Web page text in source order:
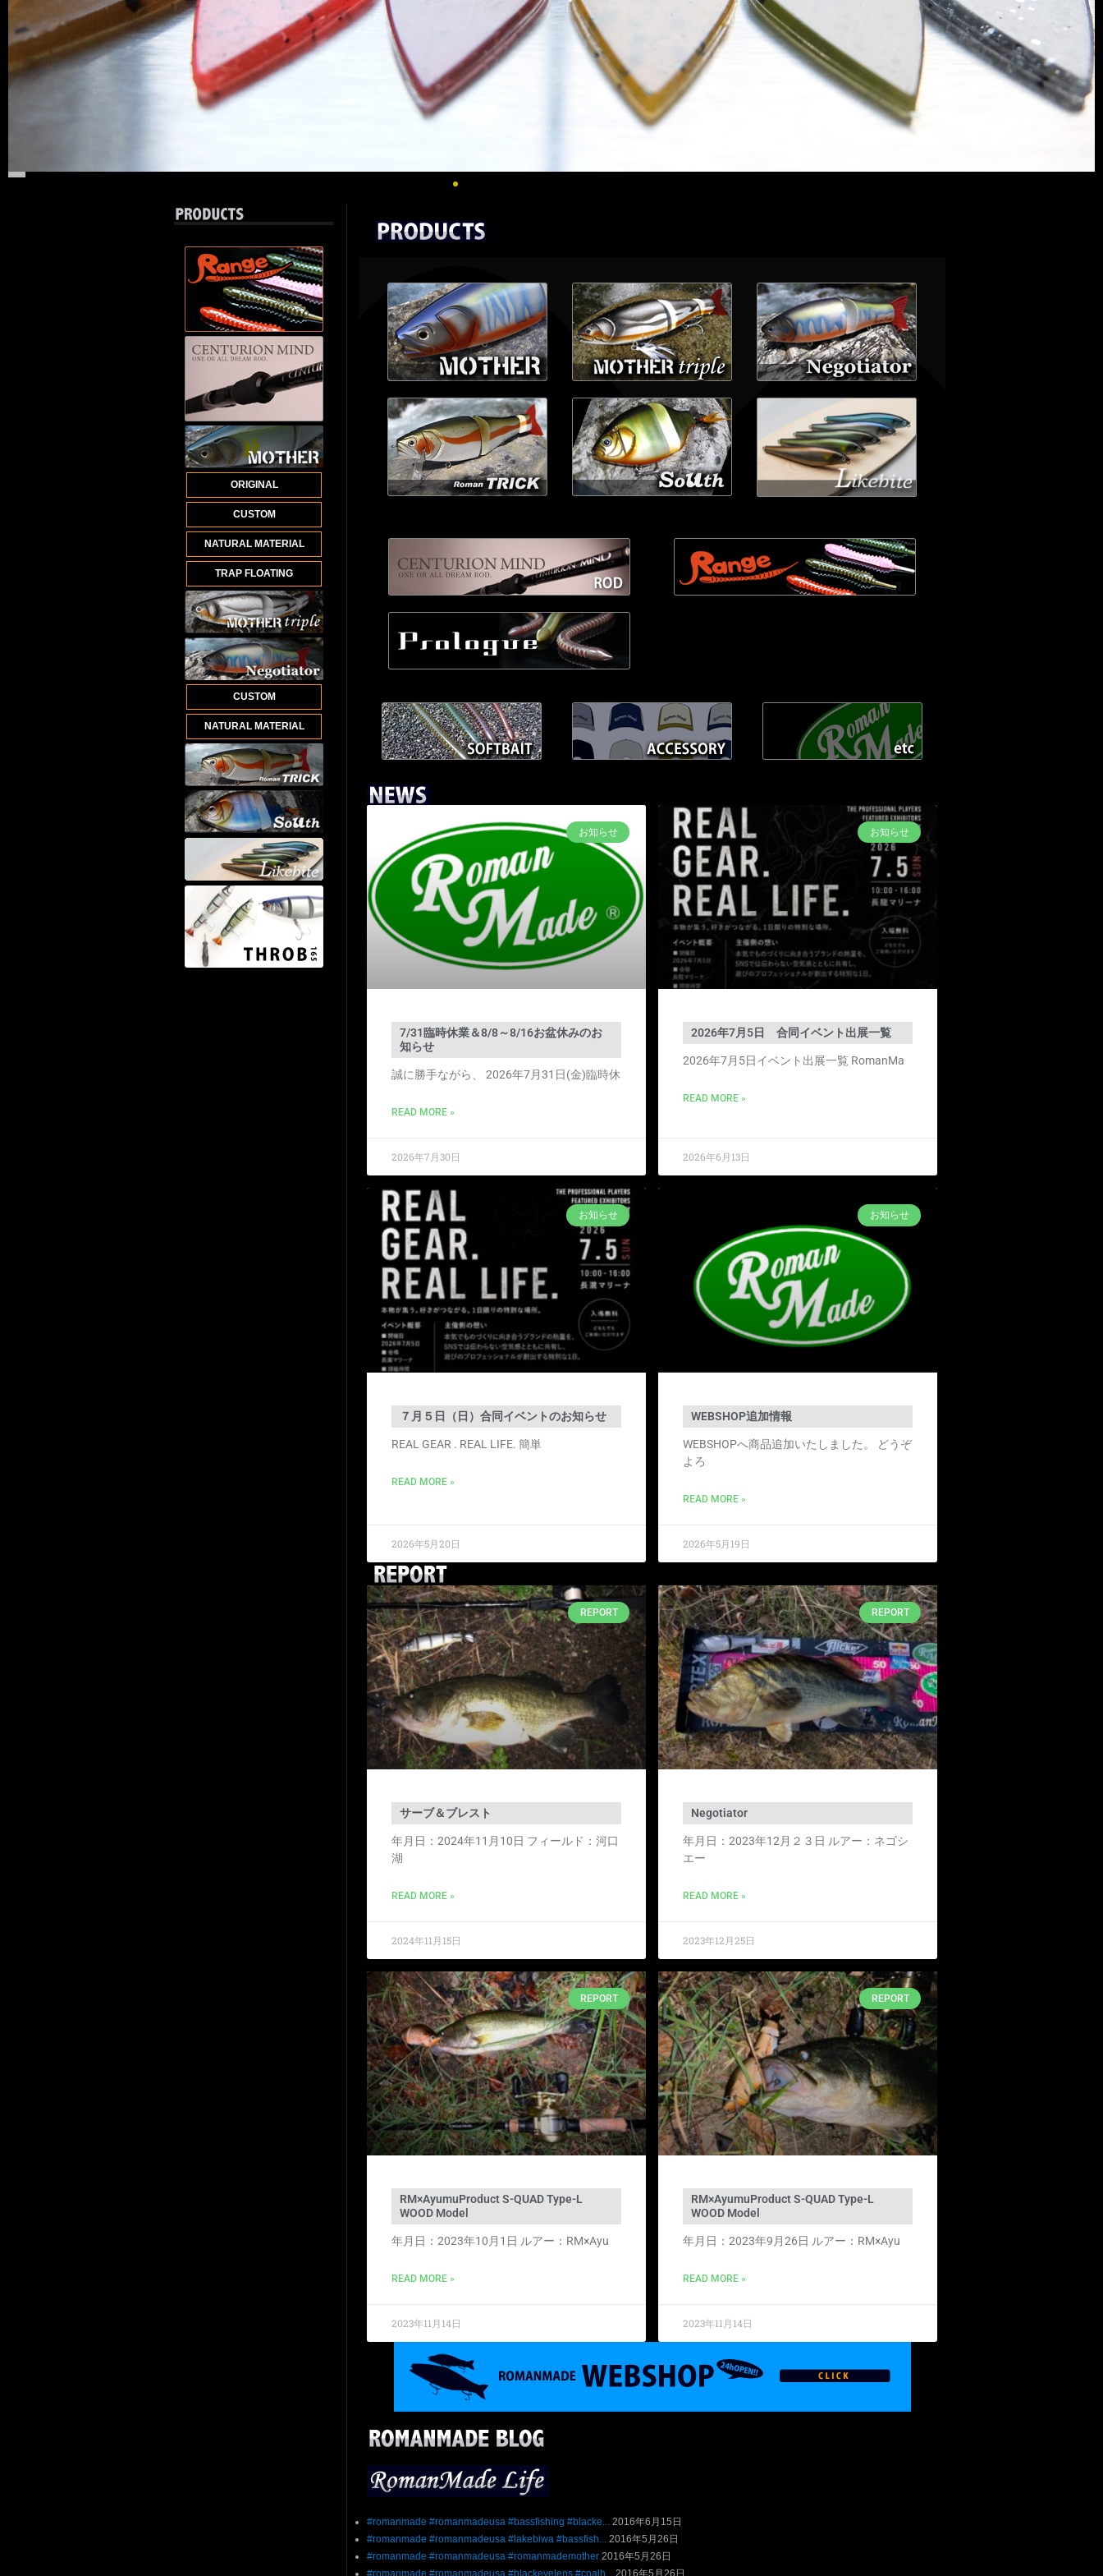
お知らせ
7/31臨時休業＆8/8～8/16お盆休みのお
知らせ
誠に勝手ながら、 2026年7月31日(金)臨時休
READ MORE »
2026年7月30日
お知らせ
2026年7月5日 合同イベント出展一覧
2026年7月5日イベント出展一覧 RomanMa
READ MORE »
2026年6月13日
お知らせ
７月５日（日）合同イベントのお知らせ
REAL GEAR . REAL LIFE. 簡単
READ MORE »
2026年5月20日
お知らせ
WEBSHOP追加情報
WEBSHOPへ商品追加いたしました。 どうぞ
よろ
READ MORE »
2026年5月19日
REPORT
サーブ＆ブレスト
年月日：2024年11月10日 フィールド：河口
湖
READ MORE »
2024年11月15日
REPORT
Negotiator
年月日：2023年12月２３日 ルアー：ネゴシ
エー
READ MORE »
2023年12月25日
REPORT
RM×AyumuProduct S-QUAD Type-L
WOOD Model
年月日：2023年10月1日 ルアー：RM×Ayu
READ MORE »
2023年11月14日
REPORT
RM×AyumuProduct S-QUAD Type-L
WOOD Model
年月日：2023年9月26日 ルアー：RM×Ayu
READ MORE »
2023年11月14日
#romanmade #romanmadeusa #bassfishing #blacke... 2016年6月15日
#romanmade #romanmadeusa #lakebiwa #bassfish... 2016年5月26日
#romanmade #romanmadeusa #romanmademother 2016年5月26日
ORIGINAL
CUSTOM
NATURAL MATERIAL
TRAP FLOATING
CUSTOM
NATURAL MATERIAL